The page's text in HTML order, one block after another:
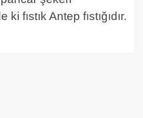
ki fıstık Antep fıstığıdır.